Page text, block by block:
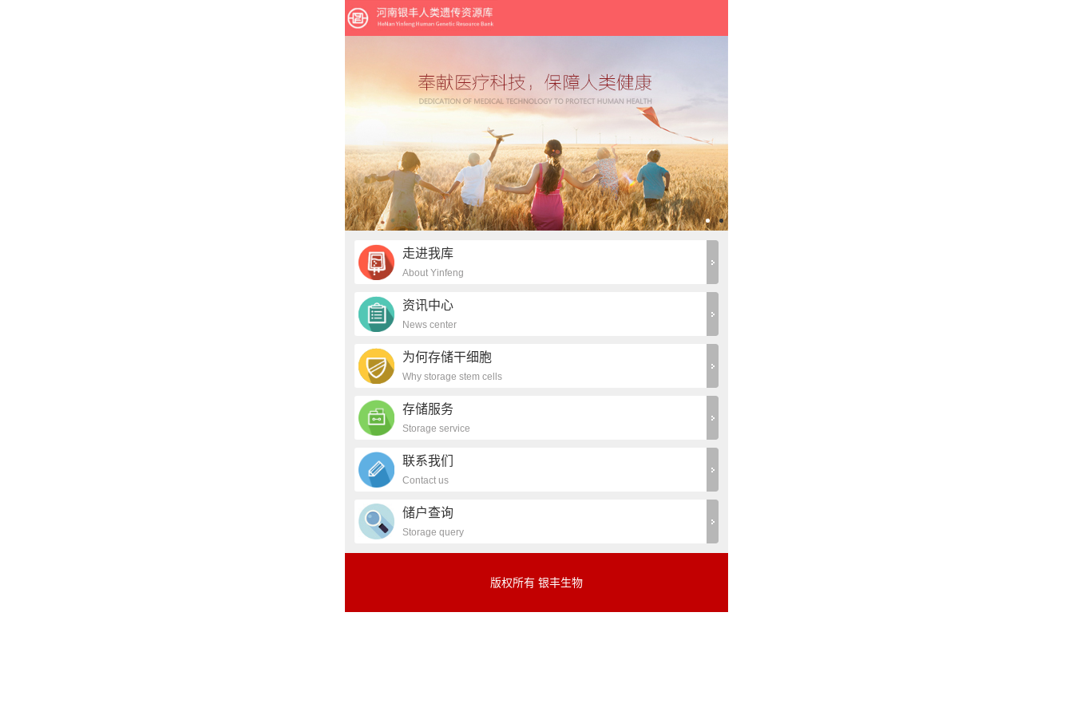
走进我库
About Yinfeng
资讯中心
News center
为何存储干细胞
Why storage stem cells
存储服务
Storage service
联系我们
Contact us
储户查询
Storage query
版权所有 银丰生物